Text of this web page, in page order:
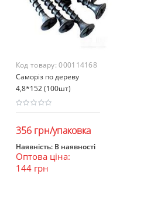
Код товару:000114168
Саморіз по дереву
4,8*152 (100шт)
356 грн/упаковка
В кошик
Наявність: В наявності
Оптова ціна:
144 грн